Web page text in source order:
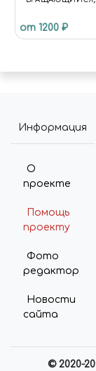
ИЙСЯ 4-Х
350, JAS 4507
от 1200 ₽
Информация
О
проекте
Помощь
проекту
Фото
редактор
Новости
сайта
© 2020-